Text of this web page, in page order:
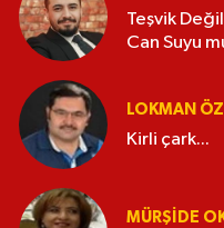
Teşvik
Can Suyu
LOKMAN
Kirli çark...
MÜRŞIDE